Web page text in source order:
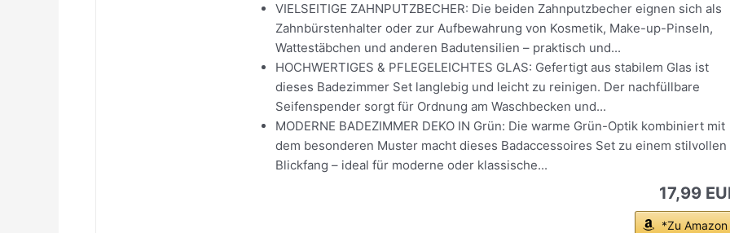
VIELSEITIGE ZAHNPUTZBECHER: Die beiden Zahnputzbecher eignen sich als
Zahnbürstenhalter oder zur Aufbewahrung von Kosmetik, Make-up-Pinseln,
Wattestäbchen und anderen Badutensilien – praktisch und...
HOCHWERTIGES & PFLEGELEICHTES GLAS: Gefertigt aus stabilem Glas ist
dieses Badezimmer Set langlebig und leicht zu reinigen. Der nachfüllbare
Seifenspender sorgt für Ordnung am Waschbecken und...
MODERNE BADEZIMMER DEKO IN Grün: Die warme Grün-Optik kombiniert mit
dem besonderen Muster macht dieses Badaccessoires Set zu einem stilvollen
Blickfang – ideal für moderne oder klassische...
17,99
*Zu Amazon